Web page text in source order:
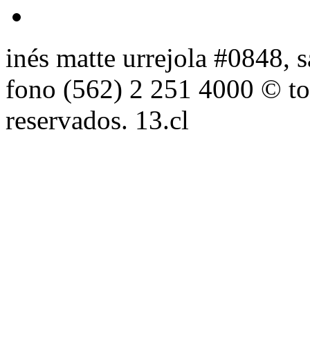
inés matte urrejola #0848,
fono (562) 2 251 4000 ©
reservados. 13.cl